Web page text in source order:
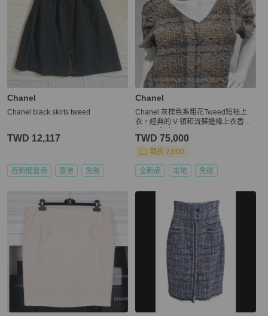
Chanel
Chanel black skirts tweed
TWD 12,117
近新閒置品 香港 免運
Chanel
Chanel 灰棕色系粗花Tweed短袖上
衣，經典的 V 領和流蘇邊緣上衣香奈
全新未拆標香奈兒上衣
TWD 75,000
現折 2,000
全新品 本地 免運